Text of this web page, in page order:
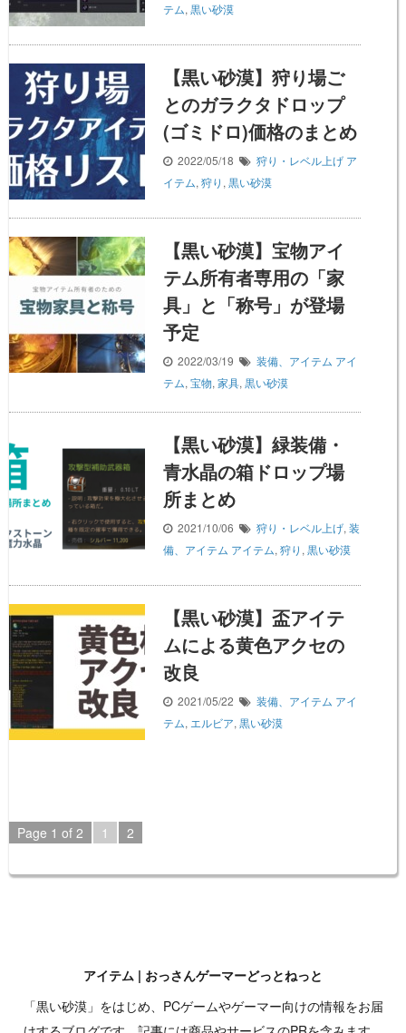
テム, 黒い砂漠
【黒い砂漠】狩り場ご
とのガラクタドロップ
(ゴミドロ)価格のまとめ
2022/05/18 狩り・レベル上げ ア
イテム, 狩り , 黒い砂漠
【黒い砂漠】宝物アイ
テム所有者専用の「家
具」と「称号」が登場
予定
2022/03/19 装備、アイテム アイ
テム, 宝物, 家具, 黒い砂漠
【黒い砂漠】緑装備・
青水晶の箱ドロップ場
所まとめ
2021/10/06 狩り・レベル上げ, 装
備、アイテム アイテム, 狩り , 黒い砂漠
【黒い砂漠】盃アイテ
ムによる黄色アクセの
改良
2021/05/22 装備、アイテム アイ
テム, エルビア, 黒い砂漠
Page 1 of 2 1 2
アイテム | おっさんゲーマーどっとねっと
「黒い砂漠」をはじめ、PCゲームやゲーマー向けの情報をお届